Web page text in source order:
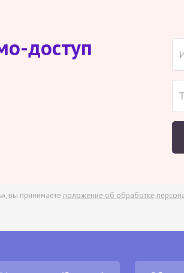
доступ
вы принимаете положение об обработке